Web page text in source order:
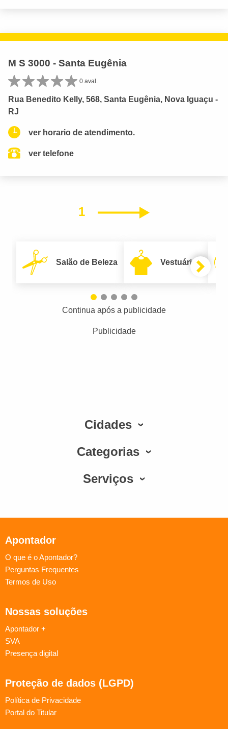
M S 3000 - Santa Eugênia
0 aval.
Rua Benedito Kelly, 568, Santa Eugênia, Nova Iguaçu -
RJ
ver horario de atendimento.
ver telefone
1 Próximo
Salão de Beleza Vestuário
Continua após a publicidade
Publicidade
Cidades
Categorias
Serviços
Apontador
O que é o Apontador?
Perguntas Frequentes
Termos de Uso
Nossas soluções
Apontador +
SVA
Presença digital
Proteção de dados (LGPD)
Política de Privacidade
Portal do Titular